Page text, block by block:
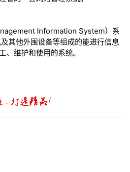
Information System）系
其他外围设备等组成的能进行信息
、维护和使用的系统。